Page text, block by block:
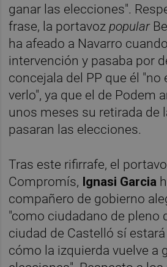
ganar las elecciones".
frase, la portavozpopular
ha afeado a Navarro
intervención y pasaba por
concejala del PP que él "no
verlo", ya que el de Podem
unos meses su retirada de
pasaran las elecciones.
Tras este rifirrafe, el
Compromís, Ignasi Garcia
compañero de gobierno
"como ciudadano de pleno
ciudad de Castelló sí
cómo la izquierda vuelve a